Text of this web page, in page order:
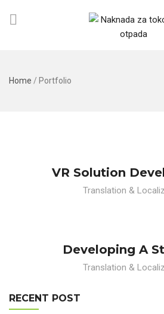
Home / Portfolio
VR Solution
Translation &
Developing A
Translation &
RECENT POST